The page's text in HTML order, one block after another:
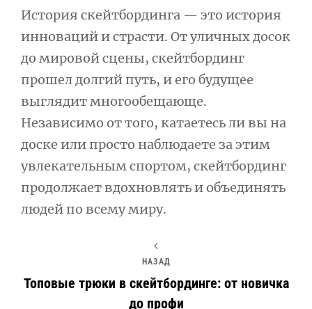
История скейтбординга — это история
инноваций и страсти. От уличных досок
до мировой сцены, скейтбординг
прошел долгий путь, и его будущее
выглядит многообещающе.
Независимо от того, катаетесь ли вы на
доске или просто наблюдаете за этим
увлекательным спортом, скейтбординг
продолжает вдохновлять и объединять
людей по всему миру.
НАЗАД
Топовые трюки в скейтбординге: от новичка
до профи